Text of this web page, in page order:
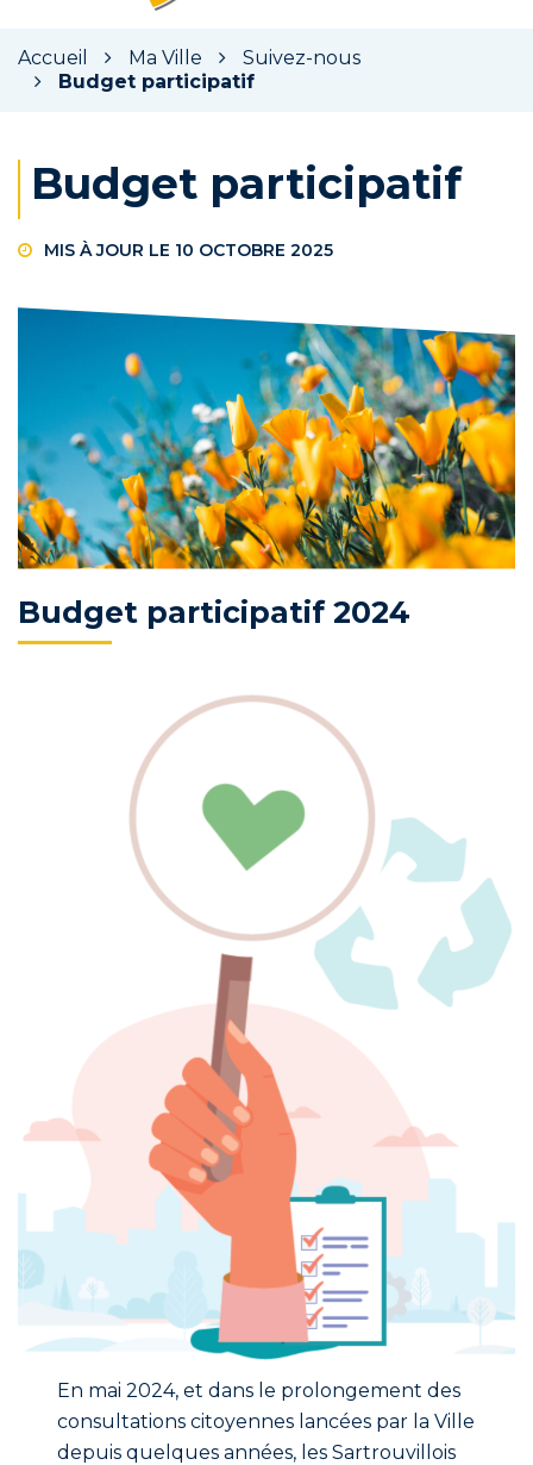
Accueil Ma Ville
Suivez-nous
Budget participatif
Budget participatif
MIS À JOUR LE 10 OCTOBRE 2025
Budget participatif 2024
En mai 2024, et dans le prolongement des
consultations citoyennes lancées par la Ville
depuis quelques années, les Sartrouvillois